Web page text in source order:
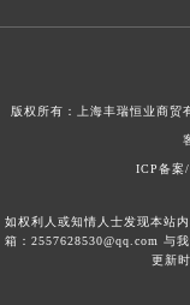
版权所有：上海丰瑞恒业商贸
ICP备案
如权利人或知情人士发现本站
箱：2557628530@qq.com 与
更新